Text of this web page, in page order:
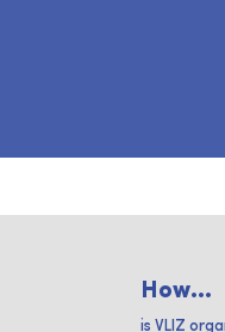
How...
is VLIZ